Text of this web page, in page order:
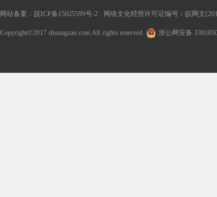
网站备案：皖ICP备15025599号-2 网络文化经营许可证编号：皖网文
Copyright©2017 shuangzan.com All rights reserved. 浙公网安备